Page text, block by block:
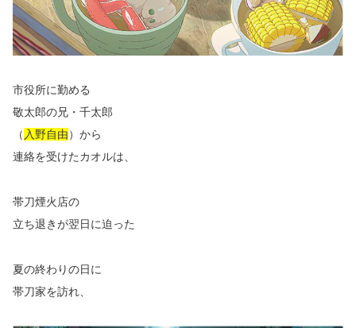
市役所に勤める
敬太郎の兄・千太郎
（ 入野自由）から
連絡を受けたカオルは、
帯刀煙火店の
立ち退きが翌日に迫った
夏の終わりの日に
帯刀家を訪れ、